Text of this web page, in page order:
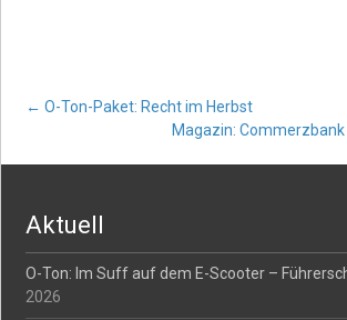
Post
← O-Ton-Paket: Recht im Herbst
Magazin:
Aktuell
O-Ton: Im Suff auf dem E-Scooter –
2026